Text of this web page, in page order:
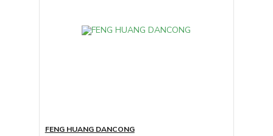
FENG HUANG DANCONG